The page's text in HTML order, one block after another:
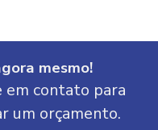
mesmo!
contato para
um orçamento.